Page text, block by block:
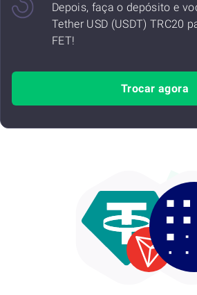
Depois, faça o depósito e
Tether USD (USDT) TRC20
FET!
Trocar agora